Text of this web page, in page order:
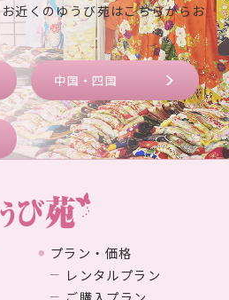
近くのゆうび苑はこちらからお
中国・四国
プラン・価格
レンタルプラン